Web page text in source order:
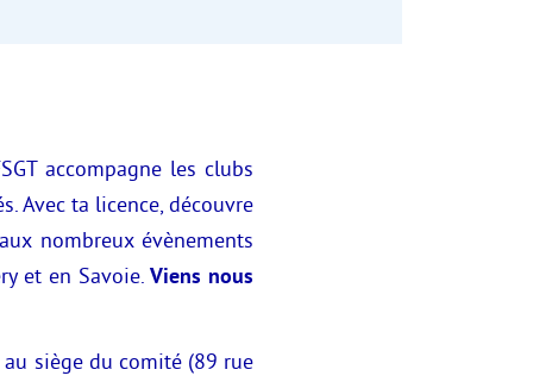
accompagne les clubs
Avec ta licence, découvre
nombreux évènements
et en Savoie.Viens nous
siège du comité (89 rue